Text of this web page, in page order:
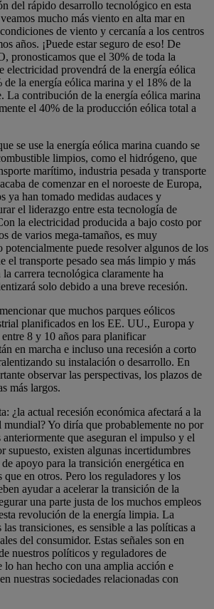
del rápido desarrollo tecnológico en esta
mucho más viento en alta mar en
de viento y cercanía a los centros
años. ¡Puede estar seguro de eso! De
pronosticamos que el 30% de toda la
electricidad provendrá de la energía eólica
de la energía eólica marina y el 18% de la
La contribución de la energía eólica marina
el 40% de la producción eólica total a
se use la energía eólica marina cuando se
limpios, como el hidrógeno, que
marítimo, industria pesada y transporte
de comenzar en el noroeste de Europa,
ya han tomado medidas audaces y
el liderazgo entre esta tecnología de
la electricidad producida a bajo costo por
de varios mega-tamaños, es muy
potencialmente puede resolver algunos de los
el transporte pesado sea más limpio y más
carrera tecnológica claramente ha
solo debido a una breve recesión.
que muchos parques eólicos
planificados en los EE. UU., Europa y
8 y 10 años para planificar
en marcha e incluso una recesión a corto
su instalación o desarrollo. En
observar las perspectivas, los plazos de
más largos.
¿la actual recesión económica afectará a la
Yo diría que probablemente no por
anteriormente que aseguran el impulso y el
supuesto, existen algunas incertidumbres
apoyo para la transición energética en
que en otros. Pero los reguladores y los
ayudar a acelerar la transición de la
una parte justa de los muchos empleos
revolución de la energía limpia. La
transiciones, es sensible a las políticas a
del consumidor. Estas señales son en
nuestros políticos y reguladores de
lo han hecho con una amplia acción e
nuestras sociedades relacionadas con